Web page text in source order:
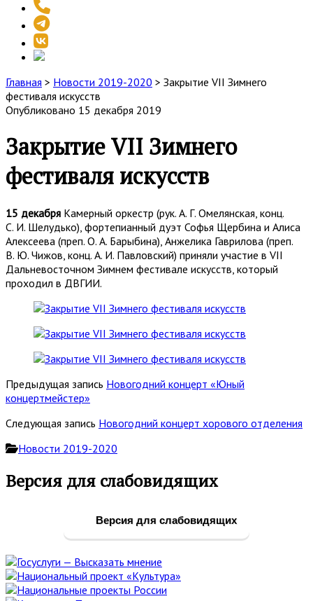
telegram
vk
social_icon_custom_1
Главная > Новости 2019-2020 > Закрытие VII Зимнего
фестиваля искусств
Опубликовано 15 декабря 2019
Закрытие VII Зимнего
фестиваля искусств
15 декабря Камерный оркестр (рук. А. Г. Омелянская, конц.
С. И. Шелудько), фортепианный дуэт Софья Щербина и Алиса
Алексеева (преп. О. А. Барыбина), Анжелика Гаврилова (преп.
В. Ю. Чижов, конц. А. И. Павловский) приняли участие в VII
Дальневосточном Зимнем фестивале искусств, который
проходил в ДВГИИ.
Предыдущая запись Новогодний концерт «Юный
концертмейстер»
Следующая запись Новогодний концерт хорового отделения
Новости 2019-2020
Основная
Версия для слабовидящих
Версия для слабовидящих